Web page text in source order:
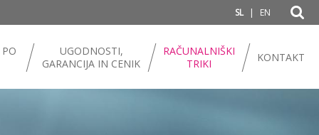
SL | EN
UGODNOSTI,
GARANCIJA IN CENIK
RAČUNALNIŠKI
TRIKI
KONTAKT